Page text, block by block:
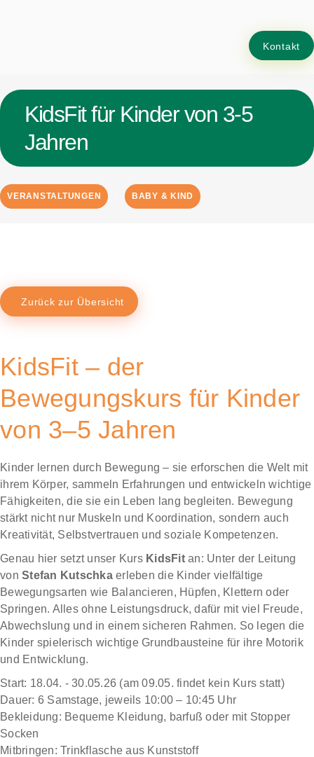
Kontakt
KidsFit für Kinder von 3-5
Jahren
VERANSTALTUNGEN BABY & KIND
Zurück zur Übersicht
KidsFit – der
Bewegungskurs für Kinder
von 3–5 Jahren
Kinder lernen durch Bewegung – sie erforschen die Welt mit
ihrem Körper, sammeln Erfahrungen und entwickeln wichtige
Fähigkeiten, die sie ein Leben lang begleiten. Bewegung
stärkt nicht nur Muskeln und Koordination, sondern auch
Kreativität, Selbstvertrauen und soziale Kompetenzen.
Genau hier setzt unser Kurs KidsFitan: Unter der Leitung
von Stefan Kutschkaerleben die Kinder vielfältige
Bewegungsarten wie Balancieren, Hüpfen, Klettern oder
Springen. Alles ohne Leistungsdruck, dafür mit viel Freude,
Abwechslung und in einem sicheren Rahmen. So legen die
Kinder spielerisch wichtige Grundbausteine für ihre Motorik
und Entwicklung.
Start: 18.04. - 30.05.26 (am 09.05. findet kein Kurs statt)
Dauer: 6 Samstage, jeweils 10:00 – 10:45 Uhr
Bekleidung: Bequeme Kleidung, barfuß oder mit Stopper
Socken
Mitbringen: Trinkflasche aus Kunststoff